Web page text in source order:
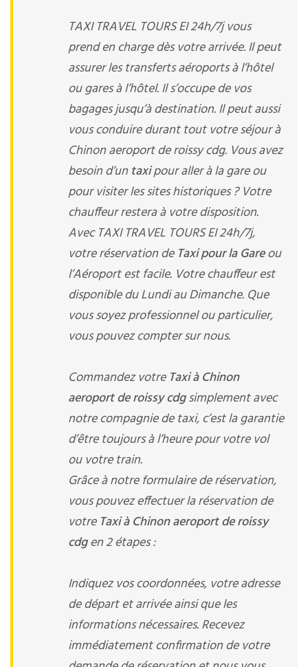
TAXI TRAVEL TOURS EI 24h/7j vous
prend en charge dès votre arrivée. Il peut
assurer les transferts aéroports à l’hôtel
ou gares à l’hôtel. Il s’occupe de vos
bagages jusqu’à destination. Il peut aussi
vous conduire durant tout votre séjour à
Chinon aeroport de roissy cdg. Vous avez
besoin d’un taxipour aller à la gare ou
pour visiter les sites historiques ? Votre
chauffeur restera à votre disposition.
Avec TAXI TRAVEL TOURS EI 24h/7j,
votre réservation de Taxi pour la Gareou
l’Aéroport est facile. Votre chauffeur est
disponible du Lundi au Dimanche. Que
vous soyez professionnel ou particulier,
vous pouvez compter sur nous.
Commandez votre Taxi à Chinon
aeroport de roissy cdgsimplement avec
notre compagnie de taxi, c’est la garantie
d’être toujours à l’heure pour votre vol
ou votre train.
Grâce à notre formulaire de réservation,
vous pouvez effectuer la réservation de
votre Taxi à Chinon aeroport de roissy
cdgen 2 étapes :
Indiquez vos coordonnées, votre adresse
de départ et arrivée ainsi que les
informations nécessaires. Recevez
immédiatement confirmation de votre